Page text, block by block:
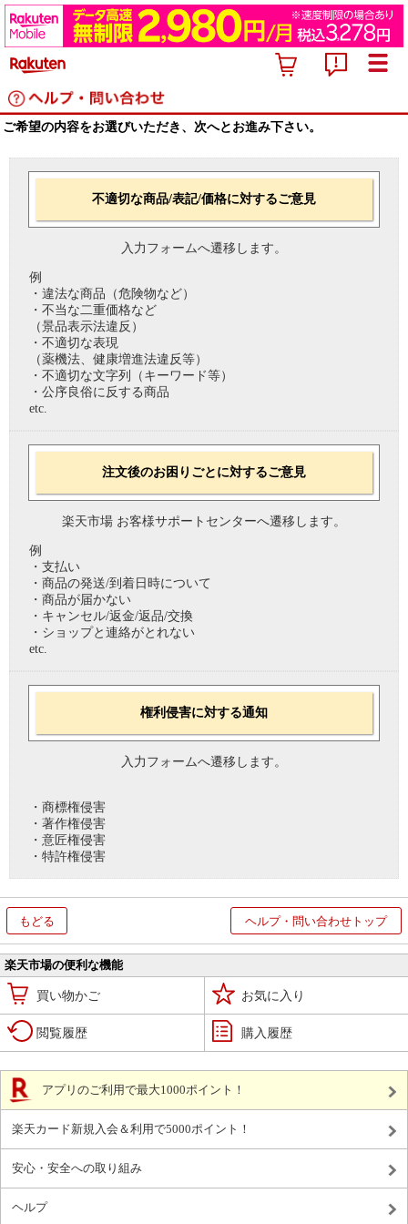
ご希望の内容をお選びいただき、次へとお進み下さい。
不適切な商品/表記/価格に対するご意見
入力フォームへ遷移します。
例
・違法な商品（危険物など）
・不当な二重価格など
（景品表示法違反）
・不適切な表現
（薬機法、健康増進法違反等）
・不適切な文字列（キーワード等）
・公序良俗に反する商品
etc.
注文後のお困りごとに対するご意見
楽天市場 お客様サポートセンターへ遷移します。
例
・支払い
・商品の発送/到着日時について
・商品が届かない
・キャンセル/返金/返品/交換
・ショップと連絡がとれない
etc.
権利侵害に対する通知
入力フォームへ遷移します。
・商標権侵害
・著作権侵害
・意匠権侵害
・特許権侵害
もどる ヘルプ・問い合わせトップ
楽天市場の便利な機能
買い物かご お気に入り
閲覧履歴 購入履歴
アプリのご利用で最大1000ポイント！
楽天カード新規入会＆利用で5000ポイント！
安心・安全への取り組み
ヘルプ